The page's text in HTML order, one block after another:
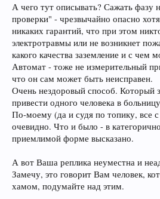
А чего тут описывать? Сажать фазу
проверки" - чрезвычайно опасно
никаких гарантий, что при этом
электротравмы или не возникнет
какого качества заземление и с чем
Автомат - тоже не измерительный
что он сам может быть неисправен.
Очень нездоровый способ. Который
привести одного человека в
По-моему (да и судя по топику, все с
очевидно. Что и было - в
приемлимой форме высказано.
А вот Ваша реплика неуместна и
Замечу, это говорит Вам человек,
хамом, подумайте над этим.